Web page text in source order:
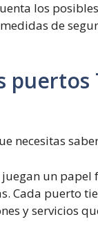
los
de
puertos
necesitas
un
Cada puerto
y servicios